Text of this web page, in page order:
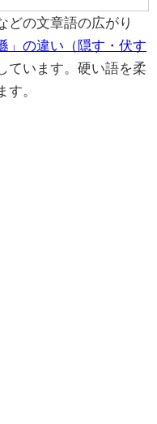
どの文章語の広がり
」の違い（隠す・伏す
ています。硬い語を柔
す。